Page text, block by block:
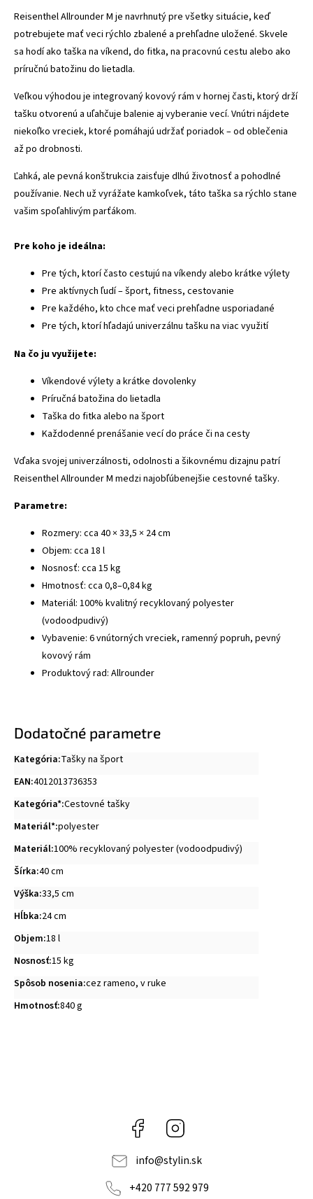
Reisenthel Allrounder M je navrhnutý pre všetky situácie, keď
potrebujete mať veci rýchlo zbalené a prehľadne uložené. Skvele
sa hodí ako taška na víkend, do fitka, na pracovnú cestu alebo ako
príručnú batožinu do lietadla.
Veľkou výhodou je integrovaný kovový rám v hornej časti, ktorý drží
tašku otvorenú a uľahčuje balenie aj vyberanie vecí. Vnútri nájdete
niekoľko vreciek, ktoré pomáhajú udržať poriadok – od oblečenia
až po drobnosti.
Ľahká, ale pevná konštrukcia zaisťuje dlhú životnosť a pohodlné
používanie. Nech už vyrážate kamkoľvek, táto taška sa rýchlo stane
vašim spoľahlivým parťákom.
Pre koho je ideálna:
Pre tých, ktorí často cestujú na víkendy alebo krátke výlety
Pre aktívnych ľudí – šport, fitness, cestovanie
Pre každého, kto chce mať veci prehľadne usporiadané
Pre tých, ktorí hľadajú univerzálnu tašku na viac využití
Na čo ju využijete:
Víkendové výlety a krátke dovolenky
Príručná batožina do lietadla
Taška do fitka alebo na šport
Každodenné prenášanie vecí do práce či na cesty
Vďaka svojej univerzálnosti, odolnosti a šikovnému dizajnu patrí
Reisenthel Allrounder M medzi najobľúbenejšie cestovné tašky.
Parametre:
Rozmery: cca 40 × 33,5 × 24 cm
Objem: cca 18 l
Nosnosť: cca 15 kg
Hmotnosť: cca 0,8–0,84 kg
Materiál: 100% kvalitný recyklovaný polyester
(vodoodpudivý)
Vybavenie: 6 vnútorných vreciek, ramenný popruh, pevný
kovový rám
Produktový rad: Allrounder
Dodatočné parametre
Kategória:Tašky na šport
EAN:4012013736353
Kategória*:Cestovné tašky
Materiál*:polyester
Materiál:100% recyklovaný polyester (vodoodpudivý)
Šírka:40 cm
Výška:33,5 cm
Hĺbka:24 cm
Objem:18 l
Nosnosť:15 kg
Spôsob nosenia:cez rameno, v ruke
Hmotnosť:840 g
Facebook
info@stylin.sk
+420 777 592 979